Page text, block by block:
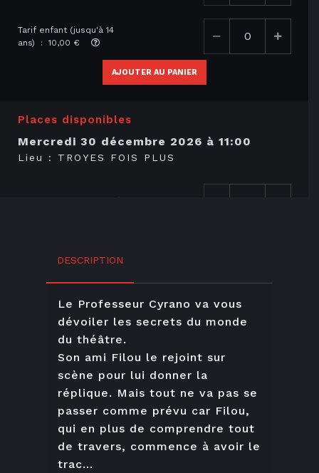
Tarif enfant (jusqu'à 14
ans) : 10,00 €
AJOUTER AU PANIER
Places disponibles
mercredi 30 décembre 2026 à 11:00
Lieu : TROYES FOIS PLUS
ans) : 10,00 €
AJOUTER AU PANIER
DESCRIPTION
Le Professeur Cyrano va vous
dévoiler les secrets du monde
du théâtre.
Son ami Filou le rejoint sur
scène pour lui donner la
réplique. Mais tout ne va pas se
passer comme prévu car Filou,
qui en plus de comprendre tout
de travers, commence à avoir le
trac...